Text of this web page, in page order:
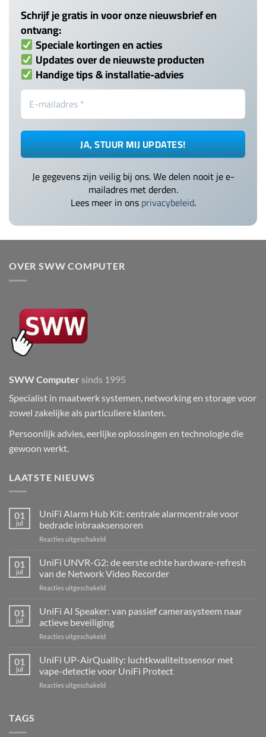
Schrijf je gratis in voor onze nieuwsbrief en
ontvang:
Speciale kortingen en acties
Updates over de nieuwste producten
Handige tips & installatie-advies
Je gegevens zijn veilig bij ons. We delen nooit je e-
mailadres met derden.
Lees meer in onsprivacybeleid.
OVER SWW COMPUTER
SWW Computer sinds 1995
Specialist in maatwerk systemen, networking en storage voor
zowel zakelijke als particuliere klanten.
Persoonlijk advies, eerlijke oplossingen en technologie die
gewoon werkt.
LAATSTE NIEUWS
01
jul
UniFi Alarm Hub Kit: centrale alarmcentrale voor
bedrade inbraaksensoren
Reacties uitgeschakeldvoor
Alarm
Kit:
centrale
voor
inbraaksensoren
01
jul
UniFi UNVR-G2: de eerste echte hardware-refresh
van de Network Video Recorder
Reacties uitgeschakeldvoor
de
eerste
hardware-
refresh
de
01
jul
UniFi AI Speaker: van passief camerasysteem naar
actieve beveiliging
Reacties uitgeschakeldvoor
Speaker:
van
passief
01
jul
UniFi UP-AirQuality: luchtkwaliteitssensor met
vape-detectie voor UniFi Protect
Reacties uitgeschakeldvoor
TAGS